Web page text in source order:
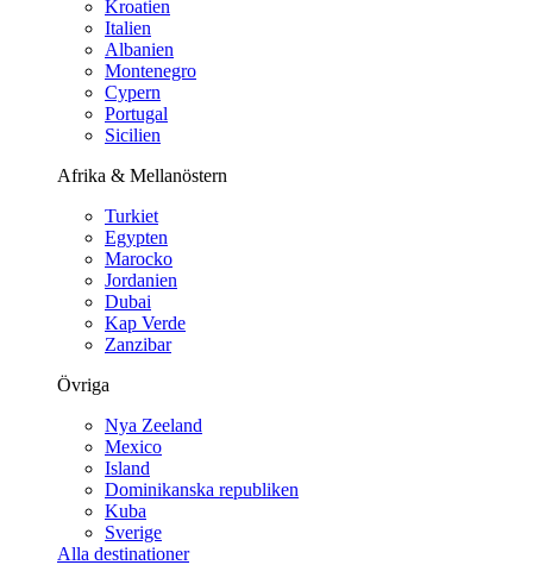
Kroatien
Italien
Albanien
Montenegro
Cypern
Portugal
Sicilien
Afrika & Mellanöstern
Turkiet
Egypten
Marocko
Jordanien
Dubai
Kap Verde
Zanzibar
Övriga
Nya Zeeland
Mexico
Island
Dominikanska republiken
Kuba
Sverige
Alla destinationer